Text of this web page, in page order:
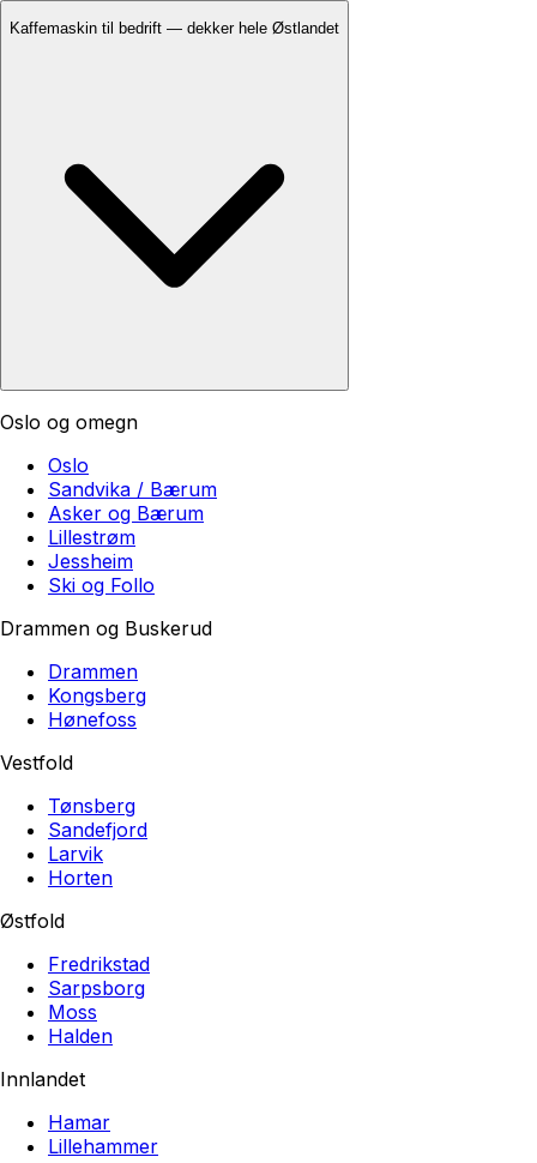
Kaffemaskin til bedrift — dekker hele Østlandet
Oslo og omegn
Oslo
Sandvika / Bærum
Asker og Bærum
Lillestrøm
Jessheim
Ski og Follo
Drammen og Buskerud
Drammen
Kongsberg
Hønefoss
Vestfold
Tønsberg
Sandefjord
Larvik
Horten
Østfold
Fredrikstad
Sarpsborg
Moss
Halden
Innlandet
Hamar
Lillehammer